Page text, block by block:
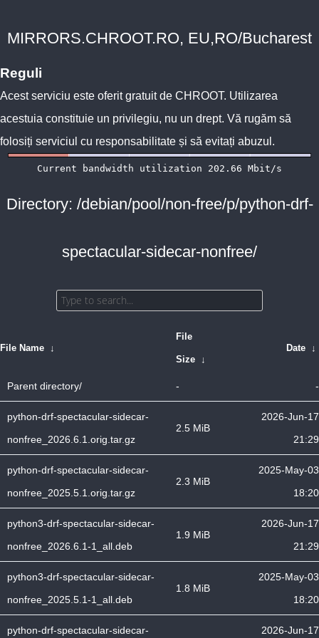
MIRRORS.CHROOT.RO, EU,RO/Bucharest
Reguli
Acest serviciu este oferit gratuit de CHROOT. Utilizarea
acestuia constituie un privilegiu, nu un drept. Vă rugăm să
folosiți serviciul cu responsabilitate și să evitați abuzul.
Directory: /debian/pool/non-free/p/python-drf-
spectacular-sidecar-nonfree/
File Name ↓
File
Size ↓
Date ↓
Parent directory/ - -
python-drf-spectacular-sidecar-
nonfree_2026.6.1.orig.tar.gz
2.5 MiB
2026-Jun-17
21:29
python-drf-spectacular-sidecar-
nonfree_2025.5.1.orig.tar.gz
2.3 MiB
2025-May-03
18:20
python3-drf-spectacular-sidecar-
nonfree_2026.6.1-1_all.deb
1.9 MiB
2026-Jun-17
21:29
python3-drf-spectacular-sidecar-
nonfree_2025.5.1-1_all.deb
1.8 MiB
2025-May-03
18:20
python-drf-spectacular-sidecar-
2026-Jun-17